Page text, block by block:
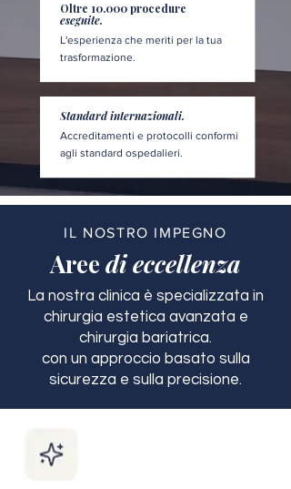
Oltre 10.000 procedure
eseguite.
L'esperienza che meriti per la tua
trasformazione.
Standard internazionali.
Accreditamenti e protocolli conformi
agli standard ospedalieri.
IL NOSTRO IMPEGNO
Aree di eccellenza
La nostra clinica è specializzata in
chirurgia estetica avanzata e
chirurgia bariatrica.
con un approccio basato sulla
sicurezza e sulla precisione.